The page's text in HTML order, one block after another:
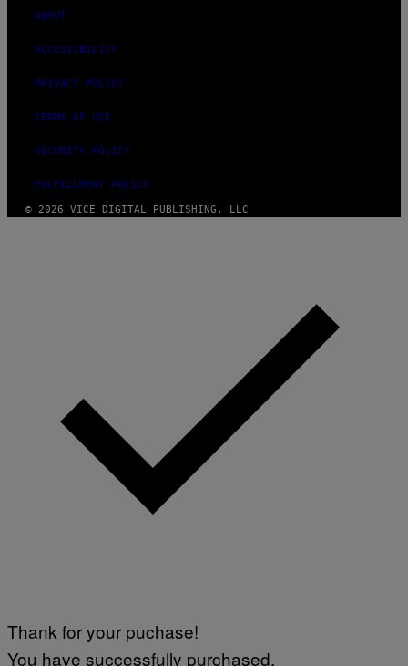
ABOUT
ACCESSIBILITY
PRIVACY POLICY
TERMS OF USE
SECURITY POLICY
FULFILLMENT POLICY
© 2026 VICE DIGITAL PUBLISHING, LLC
Thank for your puchase!
You have successfully purchased.